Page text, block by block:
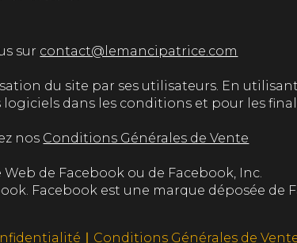
sur contact@lemancipatrice.com
du site par ses utilisateurs. En
dans les conditions et pour les
nos Conditions Générales de Vente
de Facebook ou de Facebook, Inc.
Facebook est une marque déposée de
∣ Conditions Générales de